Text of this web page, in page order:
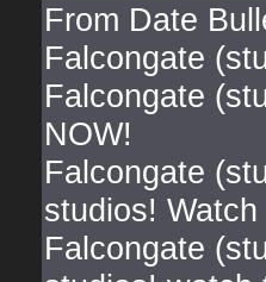
From Date
Falcongate
Falcongate
NOW!
Falcongate
studios!
Falcongate